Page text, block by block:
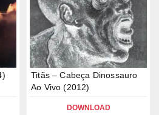
Titãs – Cabeça Dinossauro
Ao Vivo (2012)
DOWNLOAD